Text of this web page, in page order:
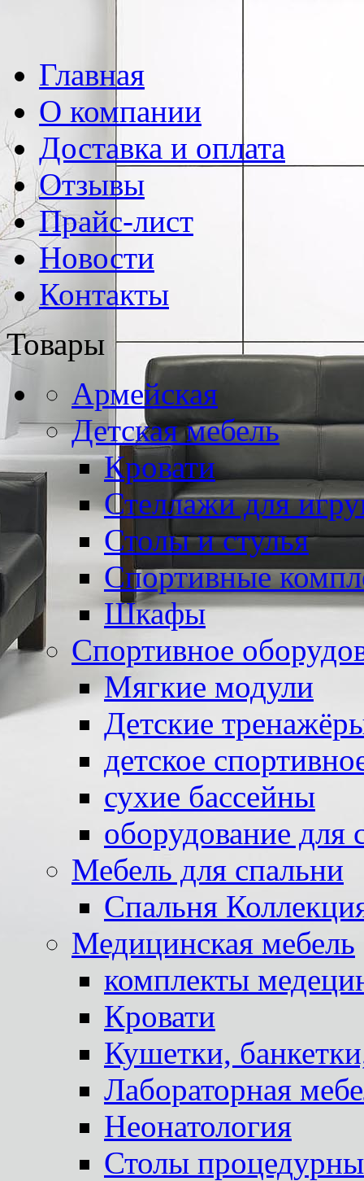
Главная
О компании
Доставка и оплата
Отзывы
Прайс-лист
Новости
Контакты
Товары
Армейская
Детская мебель
Кровати
Стеллажи для
Столы и стулья
Спортивные
Шкафы
Спортивное
Мягкие модули
Детские
детское
сухие бассейны
оборудование для
Мебель для спальни
Спальня
Медицинская мебель
комплекты
Кровати
Кушетки,
Лабораторная
Неонатология
Столы